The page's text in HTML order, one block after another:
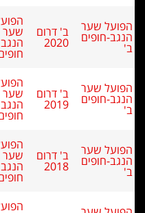
שער
חופים ב' דרום
2020
הפועל
שער
הנגב - 9
שער
חופים ב' דרום
2019
הפועל
שער
הנגב - 8
שער
חופים ב' דרום
2018
הפועל
שער
הנגב - 9
הפועל